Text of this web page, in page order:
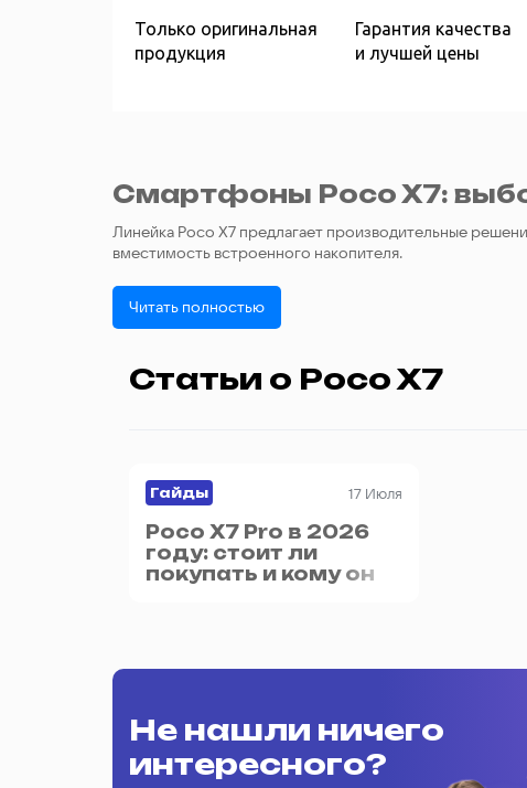
Только оригинальная
продукция
Гарантия качества
и лучшей цены
Смартфоны Poco X7:
Линейка Poco X7 предлагает производительные
вместимость встроенного накопителя.
Читать полностью
Статьи о Poco X7
Гайды 17 Июля
Poco X7 Pro в 2026
году: стоит ли
покупать и кому он
Не нашли ничего
интересного?